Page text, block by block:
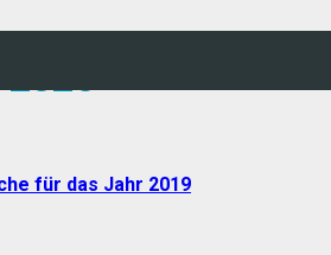
für das Jahr 2019